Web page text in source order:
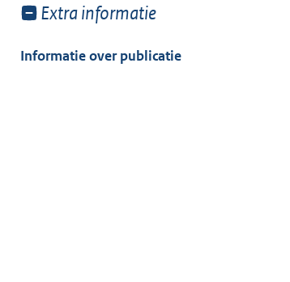
Toon
van:
Extra informatie
Informatie over publicatie